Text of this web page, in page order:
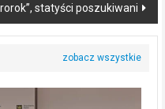
statyści poszukiwani